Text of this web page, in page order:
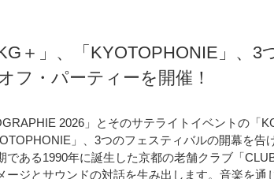
＋」、「KYOTOPHONIE」、3
フ・パーティーを開催！
2026」とそのサテライトイベントの「
」、3つのフェスティバルの開幕を告
ある1990年に誕生した京都の老舗クラブ「
ージとサウンドの対話を生み出します。音楽を通